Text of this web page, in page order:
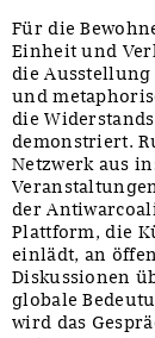
Für die
Einheit und
die
und
die
demonstriert.
Netzwerk aus
Veranstaltungen
der
Plattform, die
einlädt, an
Diskussionen
globale
wird das